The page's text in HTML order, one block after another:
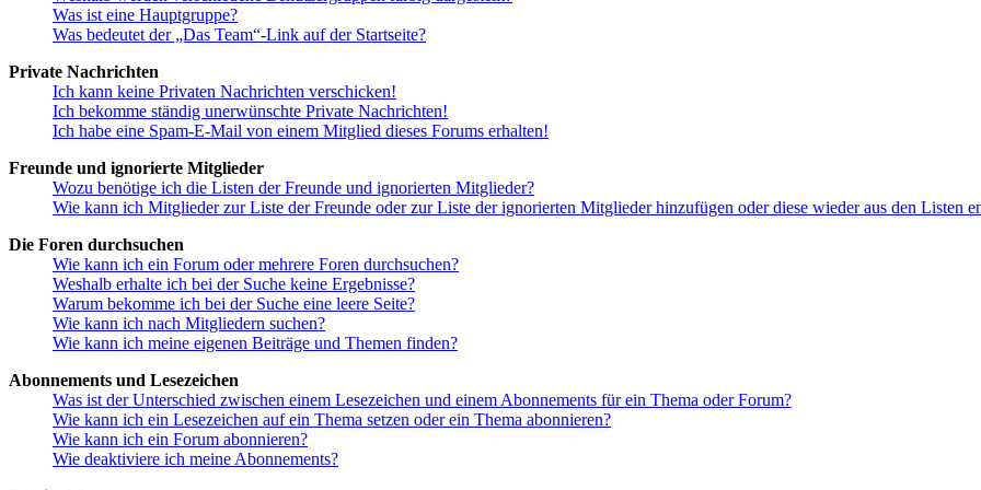
Was ist eine Hauptgruppe?
Was bedeutet der „Das Team“-Link auf der Startseite?
Private Nachrichten
Ich kann keine Privaten Nachrichten verschicken!
Ich bekomme ständig unerwünschte Private Nachrichten!
Ich habe eine Spam-E-Mail von einem Mitglied dieses Forums erhalten!
Freunde und ignorierte Mitglieder
Wozu benötige ich die Listen der Freunde und ignorierten Mitglieder?
Wie kann ich Mitglieder zur Liste der Freunde oder zur Liste der ignorierten Mitglieder hinzufügen oder diese wieder aus den Listen
Die Foren durchsuchen
Wie kann ich ein Forum oder mehrere Foren durchsuchen?
Weshalb erhalte ich bei der Suche keine Ergebnisse?
Warum bekomme ich bei der Suche eine leere Seite?
Wie kann ich nach Mitgliedern suchen?
Wie kann ich meine eigenen Beiträge und Themen finden?
Abonnements und Lesezeichen
Was ist der Unterschied zwischen einem Lesezeichen und einem Abonnements für ein Thema oder Forum?
Wie kann ich ein Lesezeichen auf ein Thema setzen oder ein Thema abonnieren?
Wie kann ich ein Forum abonnieren?
Wie deaktiviere ich meine Abonnements?